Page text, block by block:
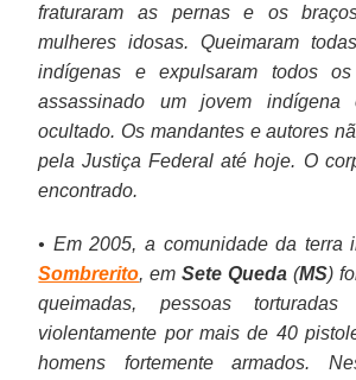
fraturaram as pernas e os
mulheres idosas. Queimaram
indígenas e expulsaram todos
assassinado um jovem
ocultado. Os mandantes e autores
pela Justiça Federal até hoje. O
encontrado.
• Em 2005, a comunidade da terra
Sombrerito, emSete Queda (MS)
queimadas, pessoas
violentamente por mais de 40
homens fortemente armados.